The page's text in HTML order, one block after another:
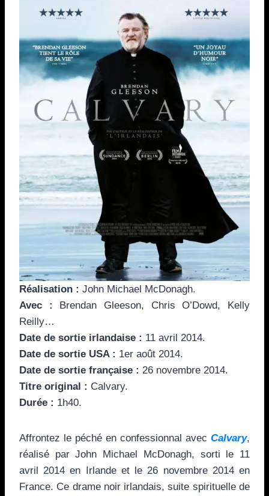
Réalisation : John Michael McDonagh.
Avec : Brendan Gleeson, Chris O’Dowd, Kelly
Reilly…
Date de sortie irlandaise : 11 avril 2014.
Date de sortie USA : 1er août 2014.
Date de sortie française : 26 novembre 2014.
Titre original : Calvary.
Durée : 1h40.
Affrontez le péché en confessionnal avec Calvary,
réalisé par John Michael McDonagh, sorti le 11
avril 2014 en Irlande et le 26 novembre 2014 en
France. Ce drame noir irlandais, suite spirituelle de